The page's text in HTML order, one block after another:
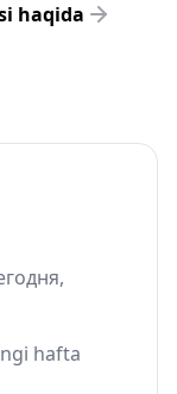
haqida
hafta